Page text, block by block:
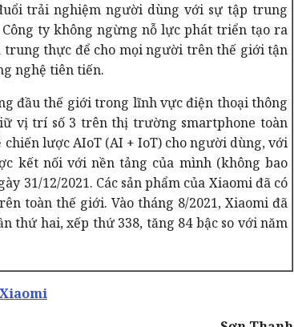
trải nghiệm người dùng với sự tập trung
ty không ngừng nỗ lực phát triển tạo ra
thực để cho mọi người trên thế giới tận
nghệ tiên tiến.
đầu thế giới trong lĩnh vực điện thoại thông
vị trí số 3 trên thị trường smartphone toàn
lược AIoT (AI + IoT) cho người dùng, với
kết nối với nền tảng của mình (không bao
31/12/2021. Các sản phẩm của Xiaomi đã có
toàn thế giới. Vào tháng 8/2021, Xiaomi đã
thứ hai, xếp thứ 338, tăng 84 bậc so với năm